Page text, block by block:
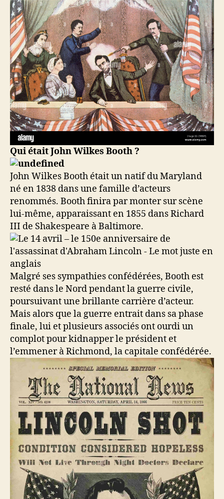
Qui était John Wilkes Booth ?
John Wilkes Booth était un natif du Maryland
né en 1838 dans une famille d’acteurs
renommés. Booth finira par monter sur scène
lui-même, apparaissant en 1855 dans Richard
III de Shakespeare à Baltimore.
Malgré ses sympathies confédérées, Booth est
resté dans le Nord pendant la guerre civile,
poursuivant une brillante carrière d’acteur.
Mais alors que la guerre entrait dans sa phase
finale, lui et plusieurs associés ont ourdi un
complot pour kidnapper le président et
l’emmener à Richmond, la capitale confédérée.